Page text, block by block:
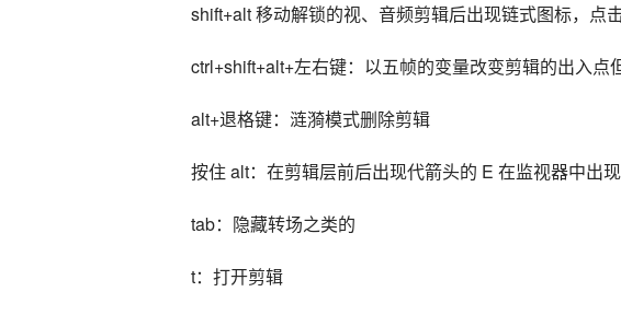
shift+alt 移动解锁的视、音频剪辑后出现链式图标，点
ctrl+shift+alt+左右键：以五帧的变量改变剪辑的出入点
alt+退格键：涟漪模式删除剪辑
按住 alt：在剪辑层前后出现代箭头的 E 在监视器中出
tab：隐藏转场之类的
t：打开剪辑